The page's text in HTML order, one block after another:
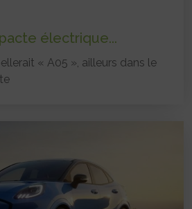
électrique...
« A05 », ailleurs dans le